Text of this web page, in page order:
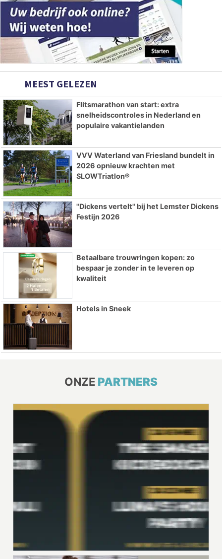
MEEST GELEZEN
Flitsmarathon van start: extra
snelheidscontroles in Nederland en
populaire vakantielanden
VVV Waterland van Friesland bundelt in
2026 opnieuw krachten met
SLOWTriatlon®
"Dickens vertelt" bij het Lemster Dickens
Festijn 2026
Betaalbare trouwringen kopen: zo
bespaar je zonder in te leveren op
kwaliteit
Hotels in Sneek
ONZE PARTNERS